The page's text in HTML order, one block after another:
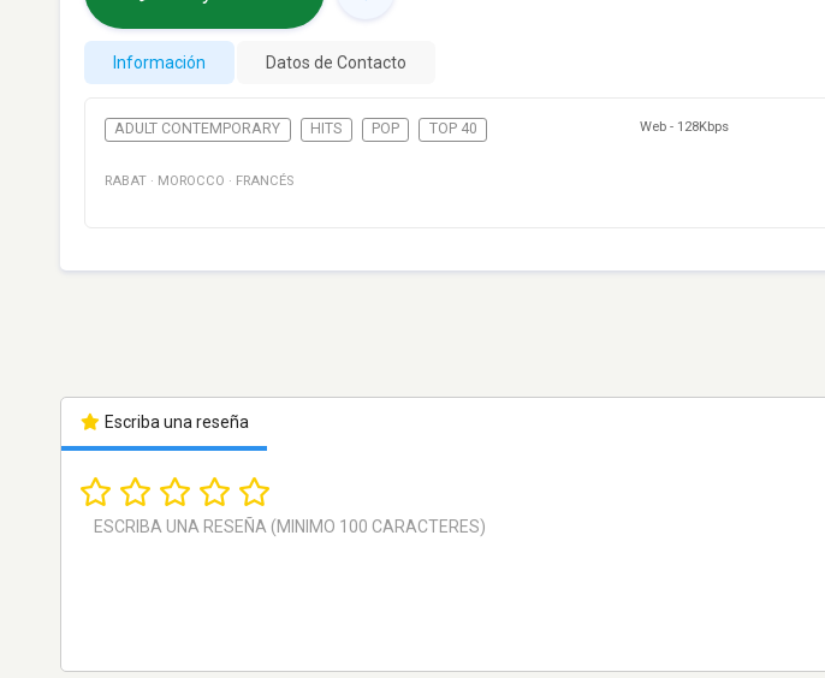
Información Datos de Contacto
ADULT CONTEMPORARY HITS POP TOP 40 Web - 128Kbps
RABAT · MOROCCO · FRANCÉS
Escriba una reseña